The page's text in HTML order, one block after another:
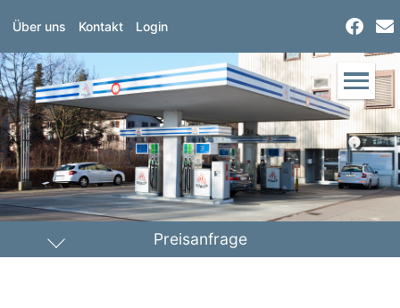
Über uns Kontakt Login
Preisanfrage